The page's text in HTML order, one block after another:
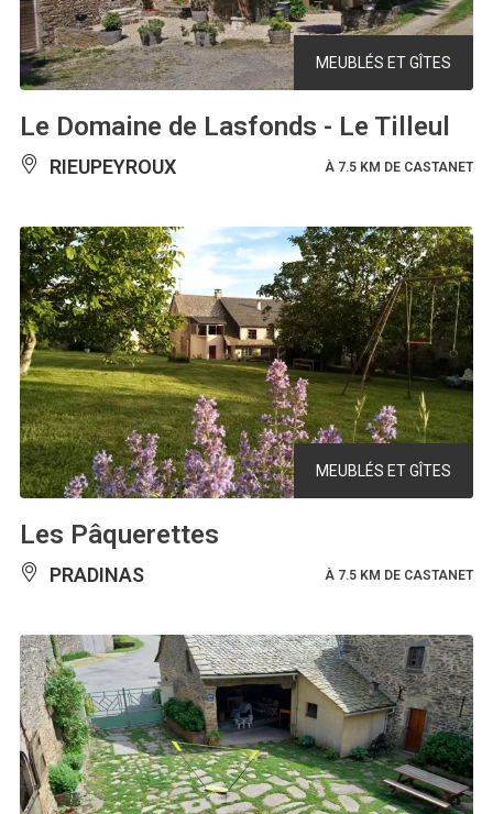
MEUBLÉS ET GÎTES
Le Domaine de Lasfonds - Le Tilleul
RIEUPEYROUX À 7.5 KM DE CASTANET
MEUBLÉS ET GÎTES
Les Pâquerettes
PRADINAS À 7.5 KM DE CASTANET